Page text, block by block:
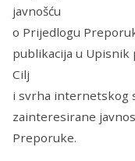
javnošću
o Prijedlogu
publikacija u
Cilj
i svrha internetskog
zainteresirane
Preporuke.